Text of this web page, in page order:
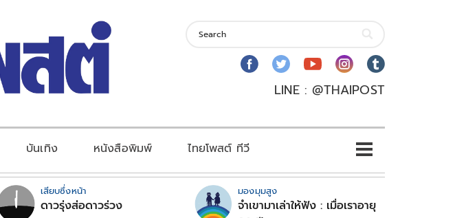
LINE : @THAIPOST
บันเทิง หนังสือพิมพ์ ไทยโพสต์ ทีวี
เสียบซึ่งหน้า
ดาวรุ่งส่อดาวร่วง
มองมุมสูง
จำเขามาเล่าให้ฟัง : เมื่อเราอายุ